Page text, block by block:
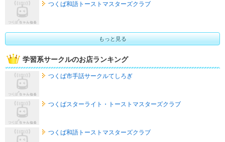
つくば和語トーストマスターズクラブ
もっと見る
学習系サークルのお店ランキング
つくば市手話サークルてしろぎ
つくばスターライト・トーストマスターズクラブ
つくば和語トーストマスターズクラブ